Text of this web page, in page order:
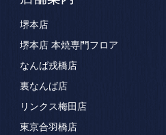
堺本店
堺本店 本焼専門フロア
なんば戎橋店
裏なんば店
リンクス梅田店
東京合羽橋店